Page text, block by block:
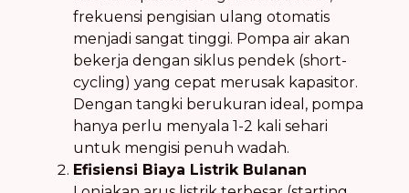
frekuensi pengisian ulang otomatis
menjadi sangat tinggi. Pompa air akan
bekerja dengan siklus pendek (short-
cycling) yang cepat merusak kapasitor.
Dengan tangki berukuran ideal, pompa
hanya perlu menyala 1-2 kali sehari
untuk mengisi penuh wadah.
Efisiensi Biaya Listrik Bulanan